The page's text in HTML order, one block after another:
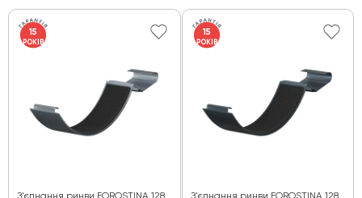
15
РОКІВ
З'єднання ринви FOROSTINA 128
15
РОКІВ
З'єднання ринви FOROSTINA 128